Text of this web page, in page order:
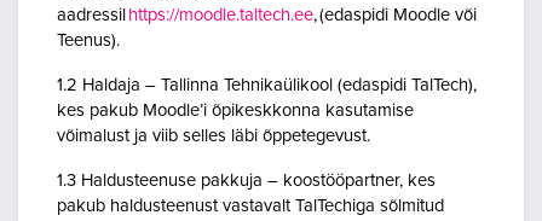
aadressil https://moodle.taltech.ee, (edaspidi Moodle või
Teenus).
1.2 Haldaja – Tallinna Tehnikaülikool (edaspidi TalTech),
kes pakub Moodle’i õpikeskkonna kasutamise
võimalust ja viib selles läbi õppetegevust.
1.3 Haldusteenuse pakkuja – koostööpartner, kes
pakub haldusteenust vastavalt TalTechiga sõlmitud